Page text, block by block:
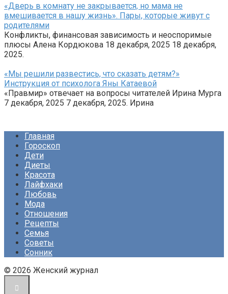
«Дверь в комнату не закрывается, но мама не
вмешивается в нашу жизнь». Пары, которые живут с
родителями
Конфликты, финансовая зависимость и неоспоримые
плюсы Алена Кордюкова 18 декабря, 2025 18 декабря,
2025.
«Мы решили развестись, что сказать детям?»
Инструкция от психолога Яны Катаевой
«Правмир» отвечает на вопросы читателей Ирина Мурга
7 декабря, 2025 7 декабря, 2025. Ирина
Главная
Гороскоп
Дети
Диеты
Красота
Лайфхаки
Любовь
Мода
Отношения
Рецепты
Семья
Советы
Сонник
© 2026 Женский журнал